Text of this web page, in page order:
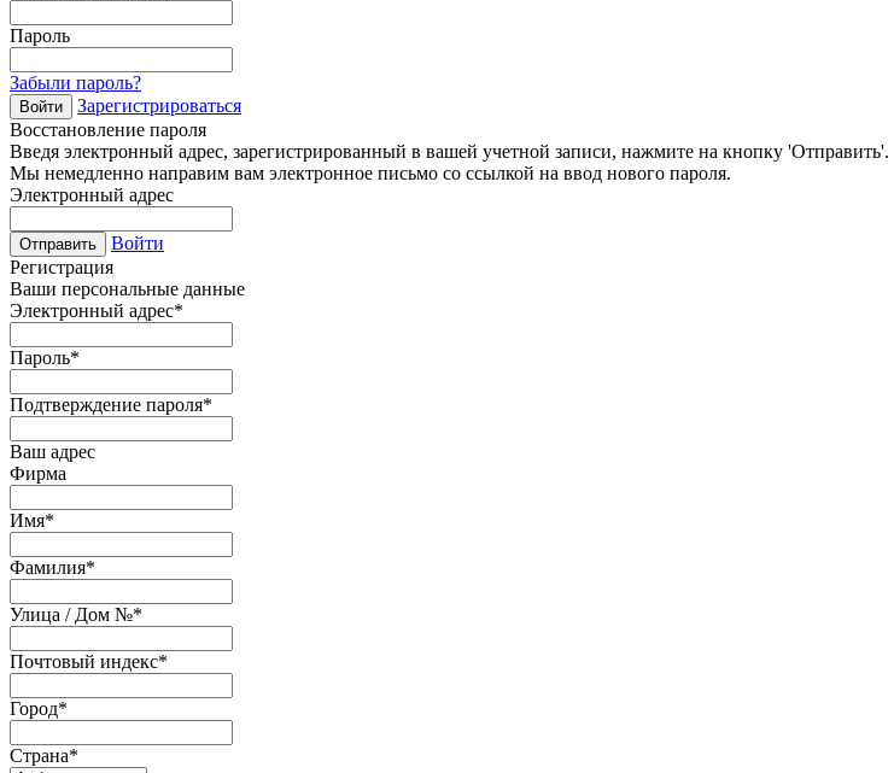
Пароль
Забыли пароль?
Войти
Зарегистрироваться
Восстановление пароля
Введя электронный адрес, зарегистрированный в вашей учетной записи, нажмите на кнопку 'Отправить'.
Мы немедленно направим вам электронное письмо со ссылкой на ввод нового пароля.
Электронный адрес
Отправить
Войти
Регистрация
Ваши персональные данные
Электронный адрес*
Пароль*
Подтверждение пароля*
Ваш адрес
Фирма
Имя*
Фамилия*
Улица / Дом №*
Почтовый индекс*
Город*
Страна*